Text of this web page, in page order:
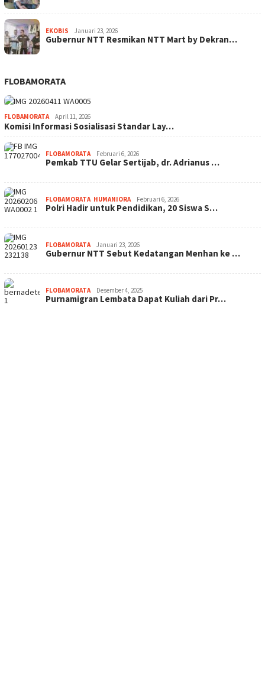
EKOBIS Januari 23, 2026
Gubernur NTT Resmikan NTT Mart by Dekran…
FLOBAMORATA
FLOBAMORATA April 11, 2026
Komisi Informasi Sosialisasi Standar Lay…
FLOBAMORATA Februari 6, 2026
Pemkab TTU Gelar Sertijab, dr. Adrianus …
FLOBAMORATA, HUMANIORA Februari 6, 2026
Polri Hadir untuk Pendidikan, 20 Siswa S…
FLOBAMORATA Januari 23, 2026
Gubernur NTT Sebut Kedatangan Menhan ke …
FLOBAMORATA Desember 4, 2025
Purnamigran Lembata Dapat Kuliah dari Pr…